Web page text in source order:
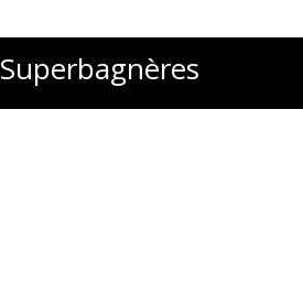
Superbagnères